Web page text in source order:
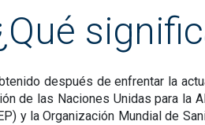
después de enfrentar la
de las Naciones Unidas para la
y la Organización Mundial de